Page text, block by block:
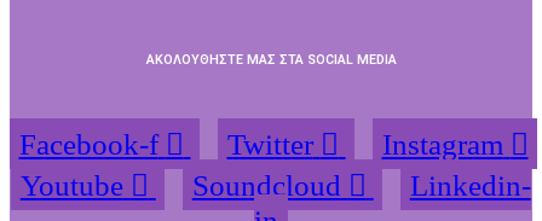
ΑΚΟΛΟΥΘΗΣΤΕ ΜΑΣ ΣΤΑ SOCIAL MEDIA
Facebook-f Twitter
Instagram
Youtube
Soundcloud
Linkedin-